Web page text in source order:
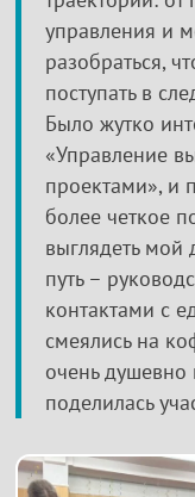
управления и
разобраться,
поступать в
Было жутко
«Управление
проектами», и
более четкое
выглядеть
путь –
контактами с
смеялись на
очень душевно
поделилась